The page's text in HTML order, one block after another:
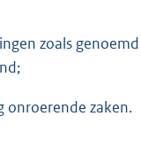
zoals
onroerende zaken.